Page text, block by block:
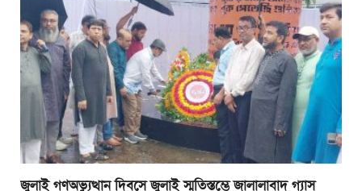
জুলাই গণঅভ্যুত্থান দিবসে জুলাই স্মৃতিস্তম্ভে জালালাবাদ গ্যাস